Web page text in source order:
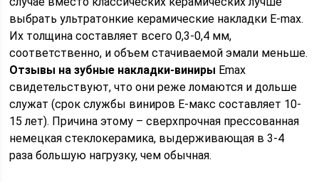
выбрать ультратонкие керамические накладки E-max.
Их толщина составляет всего 0,3-0,4 мм,
соответственно, и объем стачиваемой эмали меньше.
Отзывы на зубные накладки-виниры Emax
свидетельствуют, что они реже ломаются и дольше
служат (срок службы виниров Е-макс составляет 10-
15 лет). Причина этому – сверхпрочная прессованная
немецкая стеклокерамика, выдерживающая в 3-4
раза большую нагрузку, чем обычная.